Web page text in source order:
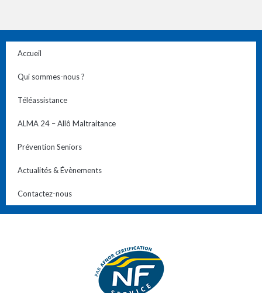
Accueil
Qui sommes-nous ?
Téléassistance
ALMA 24 – Allô Maltraitance
Prévention Seniors
Actualités & Évènements
Contactez-nous